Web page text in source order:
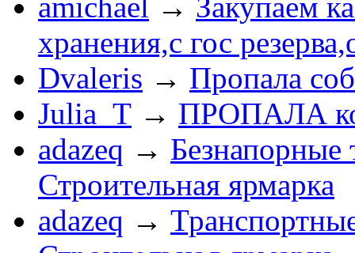
хранения,с гос
Dvaleris → Пропала
Julia_T → ПРОПАЛА
adazeq → Безнапорные
Строительная ярмарка
adazeq →